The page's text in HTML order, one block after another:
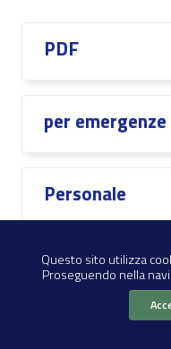
Questo sito utilizza
Proseguendo nella
PDF
per emergenze
Personale
Piani di